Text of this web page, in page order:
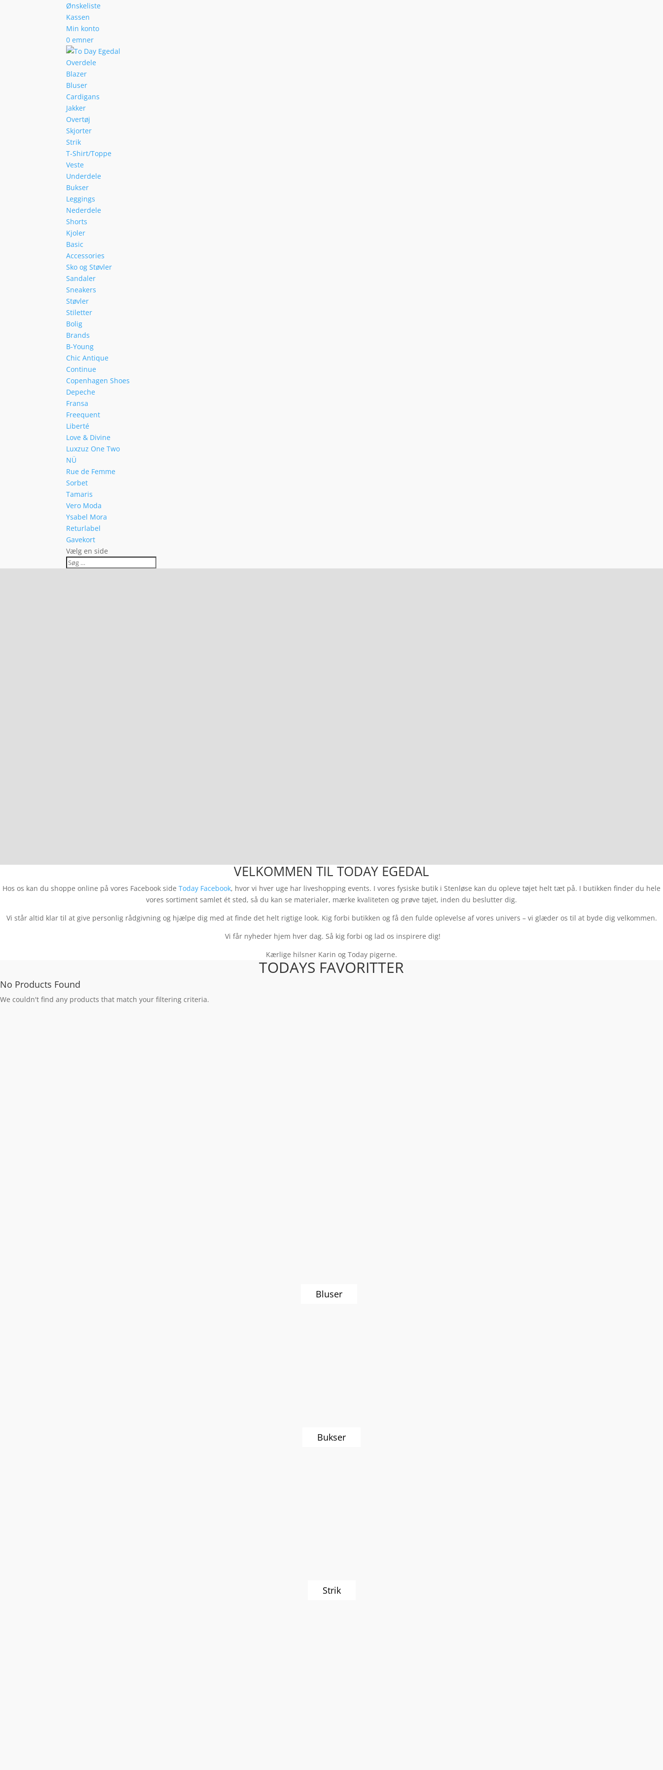
Ønskeliste
Kassen
Min konto
0 emner
Overdele
Blazer
Bluser
Cardigans
Jakker
Overtøj
Skjorter
Strik
T-Shirt/Toppe
Veste
Underdele
Bukser
Leggings
Nederdele
Shorts
Kjoler
Basic
Accessories
Sko og Støvler
Sandaler
Sneakers
Støvler
Stiletter
Bolig
Brands
B-Young
Chic Antique
Continue
Copenhagen Shoes
Depeche
Fransa
Freequent
Liberté
Love & Divine
Luxzuz One Two
NÜ
Rue de Femme
Sorbet
Tamaris
Vero Moda
Ysabel Mora
Returlabel
Gavekort
Vælg en side
VELKOMMEN TIL TODAY EGEDAL
Hos os kan du shoppe online på vores Facebook side Today Facebook, hvor vi hver uge har liveshopping events. I vores fysiske butik i Stenløse kan du opleve tøjet helt tæt på. I butikken finder du hele
vores sortiment samlet ét sted, så du kan se materialer, mærke kvaliteten og prøve tøjet, inden du beslutter dig.
Vi står altid klar til at give personlig rådgivning og hjælpe dig med at finde det helt rigtige look. Kig forbi butikken og få den fulde oplevelse af vores univers – vi glæder os til at byde dig velkommen.
Vi får nyheder hjem hver dag. Så kig forbi og lad os inspirere dig!
Kærlige hilsner Karin og Today pigerne.
TODAYS FAVORITTER
No Products Found
We couldn't find any products that match your filtering criteria.
Bluser
Bukser
Strik